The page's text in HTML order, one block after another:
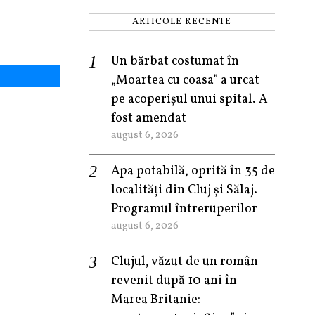
ARTICOLE RECENTE
Un bărbat costumat în
„Moartea cu coasa” a urcat
pe acoperișul unui spital. A
fost amendat
august 6, 2026
Apa potabilă, oprită în 35 de
localități din Cluj și Sălaj.
Programul întreruperilor
august 6, 2026
Clujul, văzut de un român
revenit după 10 ani în
Marea Britanie: